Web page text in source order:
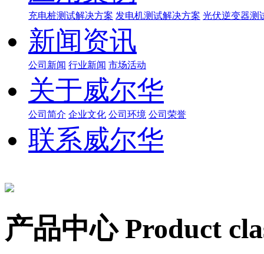
充电桩测试解决方案 发电机测试解决方案 光伏逆变器测
新闻资讯
公司新闻 行业新闻 市场活动
关于威尔华
公司简介 企业文化 公司环境 公司荣誉
联系威尔华
产品中心 Product